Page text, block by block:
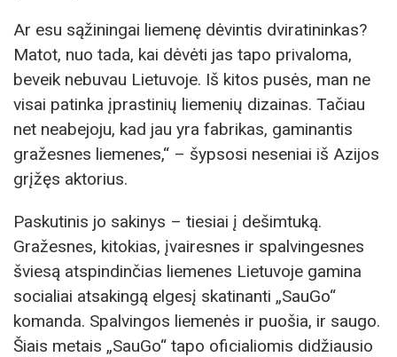
Ar esu sąžiningai liemenę dėvintis dviratininkas?
Matot, nuo tada, kai dėvėti jas tapo privaloma,
beveik nebuvau Lietuvoje. Iš kitos pusės, man ne
visai patinka įprastinių liemenių dizainas. Tačiau
net neabejoju, kad jau yra fabrikas, gaminantis
gražesnes liemenes,“ – šypsosi neseniai iš Azijos
grįžęs aktorius.
Paskutinis jo sakinys – tiesiai į dešimtuką.
Gražesnes, kitokias, įvairesnes ir spalvingesnes
šviesą atspindinčias liemenes Lietuvoje gamina
socialiai atsakingą elgesį skatinanti „SauGo“
komanda. Spalvingos liemenės ir puošia, ir saugo.
Šiais metais „SauGo“ tapo oficialiomis didžiausio